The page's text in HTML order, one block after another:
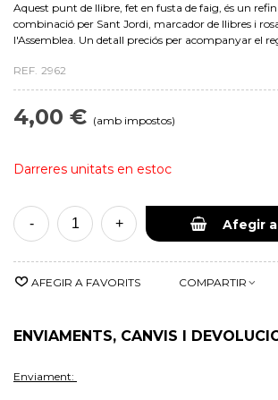
Aquest punt de llibre, fet en fusta de faig, és un
combinació per Sant Jordi, marcador de llibres i
l'Assemblea. Un detall preciós per acompanyar el
REF. 2962
4,00 € (amb impostos)
Darreres unitats en estoc
- + Afegir
AFEGIR A FAVORITS COMPARTIR
ENVIAMENTS, CANVIS I
Enviament: